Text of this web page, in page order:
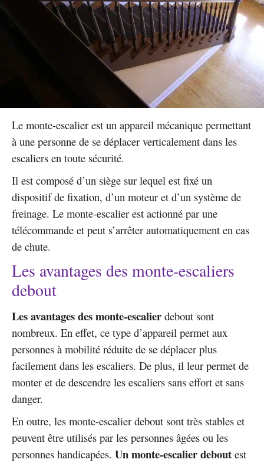
Le monte-escalier est un appareil mécanique permettant
à une personne de se déplacer verticalement dans les
escaliers en toute sécurité.
Il est composé d’un siège sur lequel est fixé un
dispositif de fixation, d’un moteur et d’un système de
freinage. Le monte-escalier est actionné par une
télécommande et peut s’arrêter automatiquement en cas
de chute.
Les avantages des monte-escaliers
debout
Les avantages des monte-escalier debout sont
nombreux. En effet, ce type d’appareil permet aux
personnes à mobilité réduite de se déplacer plus
facilement dans les escaliers. De plus, il leur permet de
monter et de descendre les escaliers sans effort et sans
danger.
En outre, les monte-escalier debout sont très stables et
peuvent être utilisés par les personnes âgées ou les
personnes handicapées. Un monte-escalier debout est